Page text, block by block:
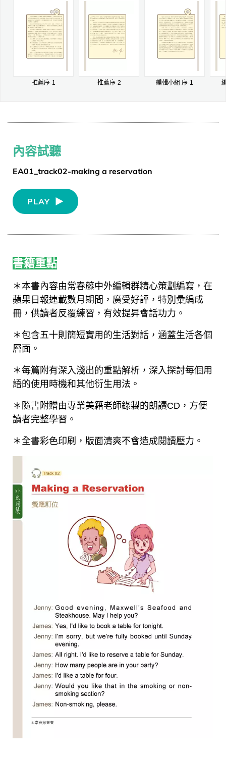
推薦序-1 推薦序-2 編輯小組 序-1
內容試聽
EA01_track02-making a reservation
PLAY
書籍重點
＊本書內容由常春藤中外編輯群精心策劃編寫，在
蘋果日報連載數月期間，廣受好評，特別彙編成
冊，供讀者反覆練習，有效提昇會話功力。
＊包含五十則簡短實用的生活對話，涵蓋生活各個
層面。
＊每篇附有深入淺出的重點解析，深入探討每個用
語的使用時機和其他衍生用法。
＊隨書附贈由專業美籍老師錄製的朗讀CD，方便
讀者完整學習。
＊全書彩色印刷，版面清爽不會造成閱讀壓力。